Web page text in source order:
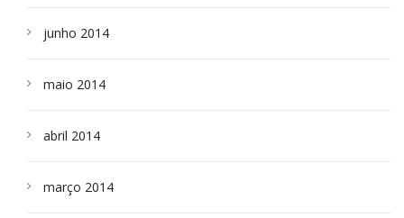
junho 2014
maio 2014
abril 2014
março 2014